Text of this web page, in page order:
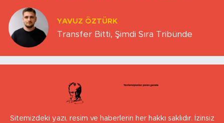
YAVUZ ÖZTÜRK
Transfer Bitti, Şimdi Sıra Tribünde
Sitemizdeki yazı, resim ve haberlerin her hakkı saklıdır. İzinsiz